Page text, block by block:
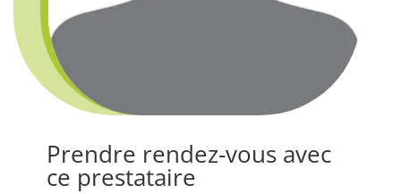
Prendre rendez-vous avec
ce prestataire